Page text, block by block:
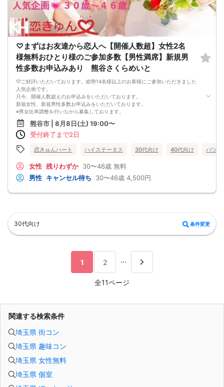
→早割で500円→先着3名特別無料♪
★ 早割は先着順の人数限定 ★
※キャンセルの際はキャンセル代がかかります※
マッチングカフェコン当日の流れ
17:55[ 受付スタート ] 当日現金支払
★開始１０分前にはご着席下さい★
18:15[ パーティ開始 ] イベント説明
☆ 参加者全員で乾杯 ☆
18:20数回[ 1対1テーブルトーク ]
5～10分間のフリートーク
[ 席替えタイム ]
20:05[ マッチングカード記入 ]
20:10[ マッチングカード封筒で配布 ]
[ マッチングカード発表なし ]
20:15[ パーティ終了・ご退室 ]
【プロフィールカードとは】
会話が盛り上がるようプロフィールカードをご用意しております♪
★話題探しにもう悩まなくても大丈夫です★
【マッチングカード】
貴方に代わり良い印象だった方にマッチングカードをお渡し致します☆
【使い方】
【1】好印象の方の番号をお書き下さい(最大5枚出せます)
【2】名前･連絡先･メッセージをお書き下さい♪
★気に入った方だけに自分の連絡先をカードで教えれます★
♡まずはお友達から恋人へ【開催人数超】女性2名
様無料おひとり様のご参加多数【男性満席】新規男
性多数お申込みあり 熊谷さくらめいと
♡ご好評いただいております。総勢14名様以上のお客様にご参加いただきました
人気企画です。
只今、開催人数超えのお申込みをいただいております。
新規女性、新規男性多数お申込みをいただいております。
※男女比率調整を行いながら募集しております。
💗ご好評につき、男性満席となりました。感謝申し上げます。
女性のみなさま、素敵なお相手をみつけませんか♡
ほとんどの方がおひとり様のご参加です。
等が、お客様の立場でサポートさせて頂いております（ご不明点等がございまし
理想のお相手を見つけませんか♡
皆様のご参加を、スタッフ一同、心よりお待ちしております。
◉無料駐車場あり
❤女性無料ご招待および男性特別価格は参加人数に限りがございますので、お早
・パーティーに関する事、婚活に関するお悩みなど、何なりとお気軽にご相談下
（最少催行人数）女性3名・男性3名
☆急なキャンセル等により異性が3名に満たなかった場合、ご参加費全額返金させ
☆やむを得ず、中止と判断した場合には、遅くとも開催の2時間～3時間前までに
※勧誘目的、ご同業者および関係者のお申込みはお断りします。
熊谷市 | 8月8日(土) 19:00〜
受付終了まで2日
恋きゅんハート ハイステータス 30代向け 40代向け バツ
女性 残りわずか 30〜46歳 無料
男性 キャンセル待ち 30〜46歳 4,500円
30代向け 条件変更
1 2 ...
全11ページ
関連する検索条件
埼玉県 街コン
埼玉県 趣味コン
埼玉県 女性無料
埼玉県 個室